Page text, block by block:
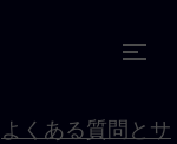
よくある質問とサ